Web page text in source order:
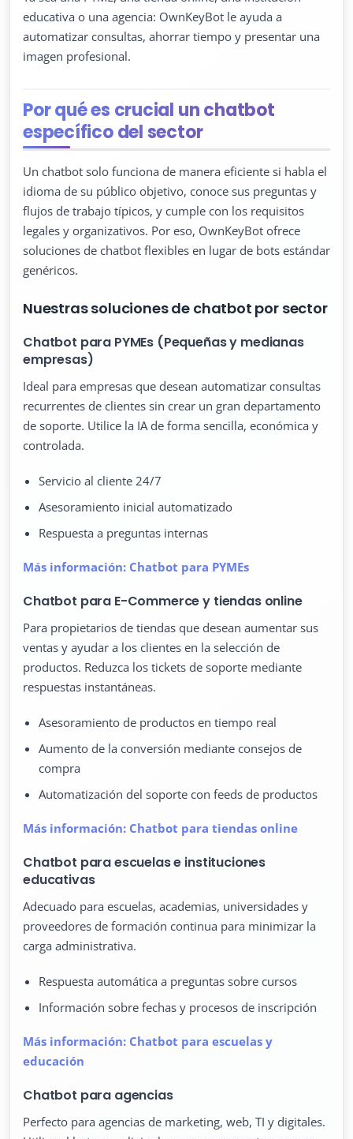
educativa o una agencia: OwnKeyBot le ayuda a
automatizar consultas, ahorrar tiempo y presentar una
imagen profesional.
Por qué es crucial un chatbot
específico del sector
Un chatbot solo funciona de manera eficiente si habla el
idioma de su público objetivo, conoce sus preguntas y
flujos de trabajo típicos, y cumple con los requisitos
legales y organizativos. Por eso, OwnKeyBot ofrece
soluciones de chatbot flexibles en lugar de bots estándar
genéricos.
Nuestras soluciones de chatbot por sector
Chatbot para PYMEs (Pequeñas y medianas
empresas)
Ideal para empresas que desean automatizar consultas
recurrentes de clientes sin crear un gran departamento
de soporte. Utilice la IA de forma sencilla, económica y
controlada.
Servicio al cliente 24/7
Asesoramiento inicial automatizado
Respuesta a preguntas internas
Más información: Chatbot para PYMEs
Chatbot para E-Commerce y tiendas online
Para propietarios de tiendas que desean aumentar sus
ventas y ayudar a los clientes en la selección de
productos. Reduzca los tickets de soporte mediante
respuestas instantáneas.
Asesoramiento de productos en tiempo real
Aumento de la conversión mediante consejos de
compra
Automatización del soporte con feeds de productos
Más información: Chatbot para tiendas online
Chatbot para escuelas e instituciones
educativas
Adecuado para escuelas, academias, universidades y
proveedores de formación continua para minimizar la
carga administrativa.
Respuesta automática a preguntas sobre cursos
Información sobre fechas y procesos de inscripción
Más información: Chatbot para escuelas y
educación
Chatbot para agencias
Perfecto para agencias de marketing, web, TI y digitales.